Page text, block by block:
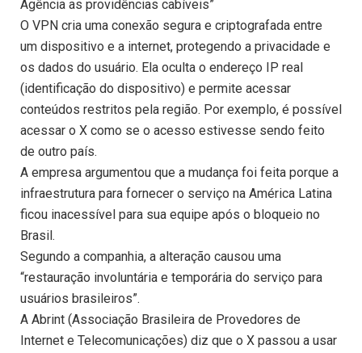
Agência as providências cabíveis”
O VPN cria uma conexão segura e criptografada entre
um dispositivo e a internet, protegendo a privacidade e
os dados do usuário. Ela oculta o endereço IP real
(identificação do dispositivo) e permite acessar
conteúdos restritos pela região. Por exemplo, é possível
acessar o X como se o acesso estivesse sendo feito
de outro país.
A empresa argumentou que a mudança foi feita porque a
infraestrutura para fornecer o serviço na América Latina
ficou inacessível para sua equipe após o bloqueio no
Brasil.
Segundo a companhia, a alteração causou uma
“restauração involuntária e temporária do serviço para
usuários brasileiros”.
A Abrint (Associação Brasileira de Provedores de
Internet e Telecomunicações) diz que o X passou a usar